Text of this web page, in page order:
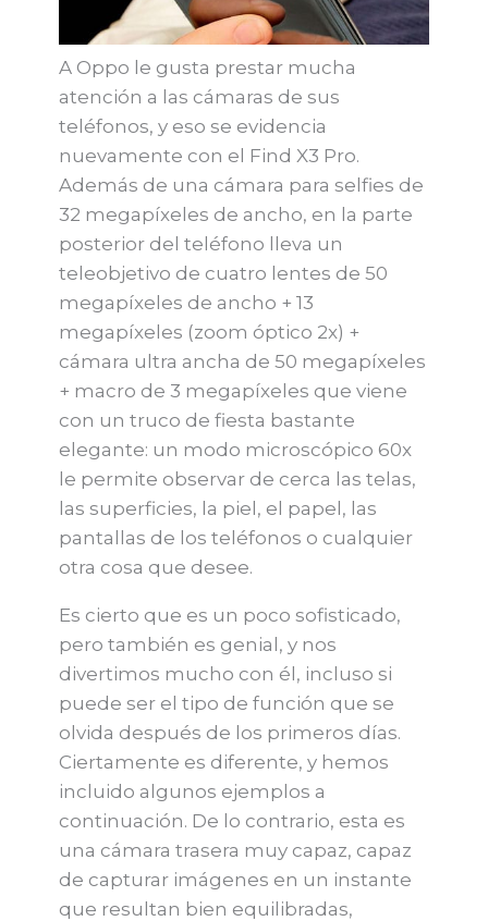
A Oppo le gusta prestar mucha
atención a las cámaras de sus
teléfonos, y eso se evidencia
nuevamente con el Find X3 Pro.
Además de una cámara para selfies de
32 megapíxeles de ancho, en la parte
posterior del teléfono lleva un
teleobjetivo de cuatro lentes de 50
megapíxeles de ancho + 13
megapíxeles (zoom óptico 2x) +
cámara ultra ancha de 50 megapíxeles
+ macro de 3 megapíxeles que viene
con un truco de fiesta bastante
elegante: un modo microscópico 60x
le permite observar de cerca las telas,
las superficies, la piel, el papel, las
pantallas de los teléfonos o cualquier
otra cosa que desee.
Es cierto que es un poco sofisticado,
pero también es genial, y nos
divertimos mucho con él, incluso si
puede ser el tipo de función que se
olvida después de los primeros días.
Ciertamente es diferente, y hemos
incluido algunos ejemplos a
continuación. De lo contrario, esta es
una cámara trasera muy capaz, capaz
de capturar imágenes en un instante
que resultan bien equilibradas,